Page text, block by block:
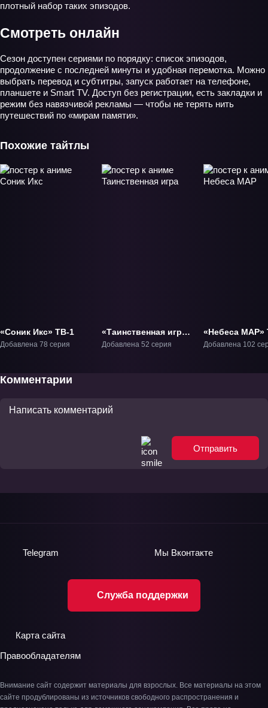
плотный набор таких эпизодов.
Смотреть онлайн
Сезон доступен сериями по порядку: список эпизодов,
продолжение с последней минуты и удобная перемотка. Можно
выбрать перевод и субтитры, запуск работает на телефоне,
планшете и Smart TV. Доступ без регистрации, есть закладки и
режим без навязчивой рекламы — чтобы не терять нить
путешествий по «мирам памяти».
Похожие тайтлы
«Соник Икс» ТВ-1
Добавлена 78 серия
«Таинственная игра»
ТВ-1
Добавлена 52 серия
«Небеса МАР»
Добавлена 102
Комментарии
Отправить
Служба поддержки
Telegram Мы Вконтакте
Карта сайта
Правообладателям
Внимание сайт содержит материалы для взрослых. Все материалы на этом
сайте продублированы из источников свободного распространения и